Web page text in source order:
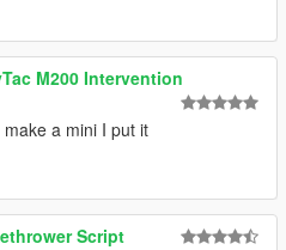
M200 Intervention
a mini I put it
Script